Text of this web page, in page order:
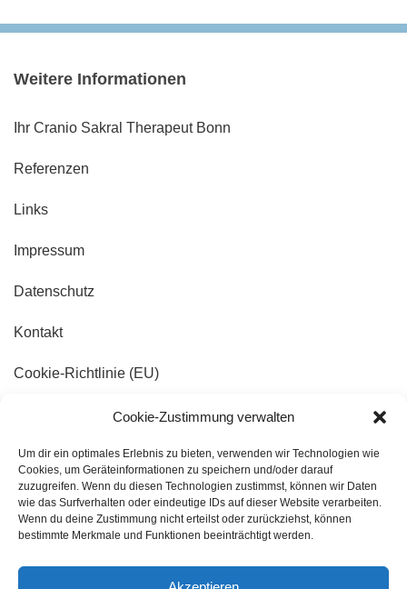
Cookie-Zustimmung verwalten
Um dir ein optimales Erlebnis zu bieten, verwenden wir Technologien wie
Cookies, um Geräteinformationen zu speichern und/oder darauf
zuzugreifen. Wenn du diesen Technologien zustimmst, können wir Daten
wie das Surfverhalten oder eindeutige IDs auf dieser Website verarbeiten.
Wenn du deine Zustimmung nicht erteilst oder zurückziehst, können
bestimmte Merkmale und Funktionen beeinträchtigt werden.
Weitere Informationen
Ihr Cranio Sakral Therapeut Bonn
Referenzen
Links
Impressum
Datenschutz
Kontakt
Cookie-Richtlinie (EU)
Kontaktdaten
Konrad-Adenauer-Platz 9
53225 Bonn-Beuel